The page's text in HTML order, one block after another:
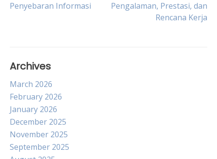
navigation
Penyebaran Informasi
Pengalaman, Prestasi, dan
Rencana Kerja
Archives
March 2026
February 2026
January 2026
December 2025
November 2025
September 2025